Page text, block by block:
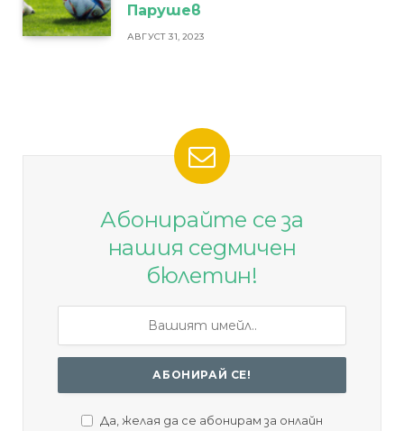
Парушев
АВГУСТ 31, 2023
Абонирайте се за
нашия седмичен
бюлетин!
Да, желая да се абонирам за онлайн